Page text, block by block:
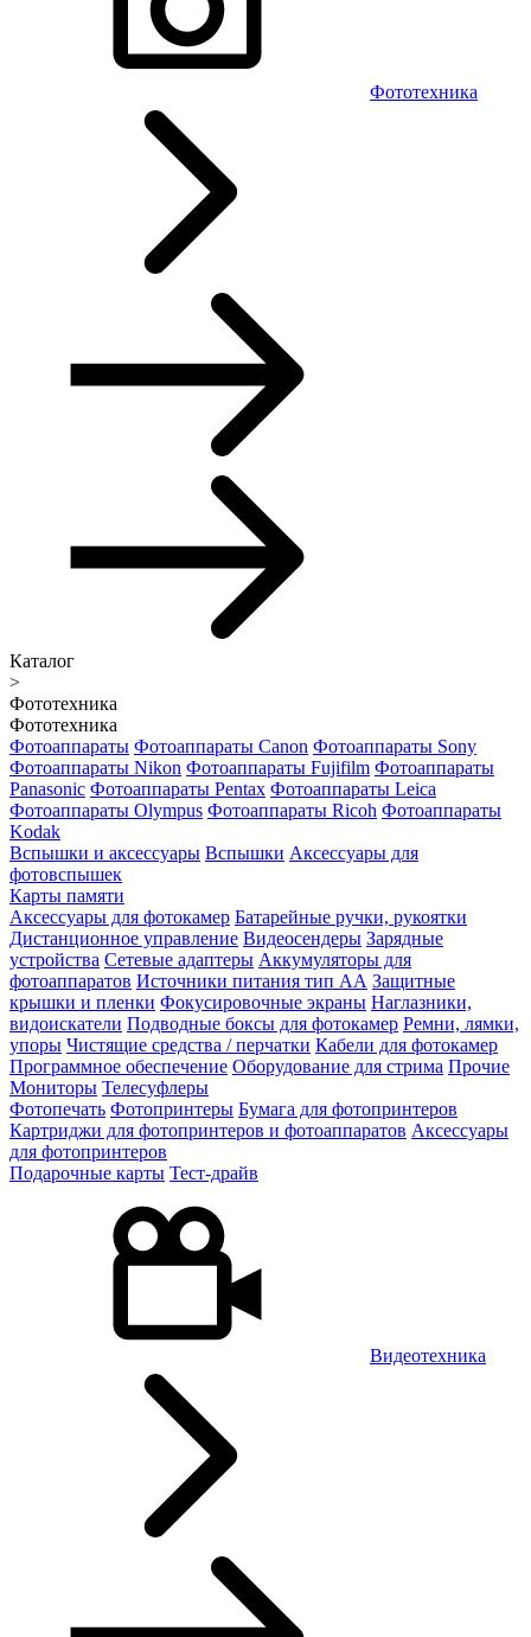
Фототехника
Каталог
>
Фототехника
Фототехника
Фотоаппараты Фотоаппараты Canon Фотоаппараты Sony
Фотоаппараты Nikon Фотоаппараты Fujifilm Фотоаппараты
Panasonic Фотоаппараты Pentax Фотоаппараты Leica
Фотоаппараты Olympus Фотоаппараты Ricoh Фотоаппараты
Kodak
Вспышки и аксессуары Вспышки Аксессуары для
фотовспышек
Карты памяти
Аксессуары для фотокамер Батарейные ручки, рукоятки
Дистанционное управление Видеосендеры Зарядные
устройства Сетевые адаптеры Аккумуляторы для
фотоаппаратов Источники питания тип АА Защитные
крышки и пленки Фокусировочные экраны Наглазники,
видоискатели Подводные боксы для фотокамер Ремни, лямки,
упоры Чистящие средства / перчатки Кабели для фотокамер
Программное обеспечение Оборудование для стрима Прочие
Мониторы Телесуфлеры
Фотопечать Фотопринтеры Бумага для фотопринтеров
Картриджи для фотопринтеров и фотоаппаратов Аксессуары
для фотопринтеров
Подарочные карты Тест-драйв
Видеотехника